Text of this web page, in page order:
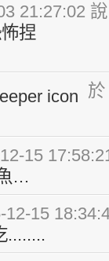
21:27:02 說
捏
15
…
12-15
........